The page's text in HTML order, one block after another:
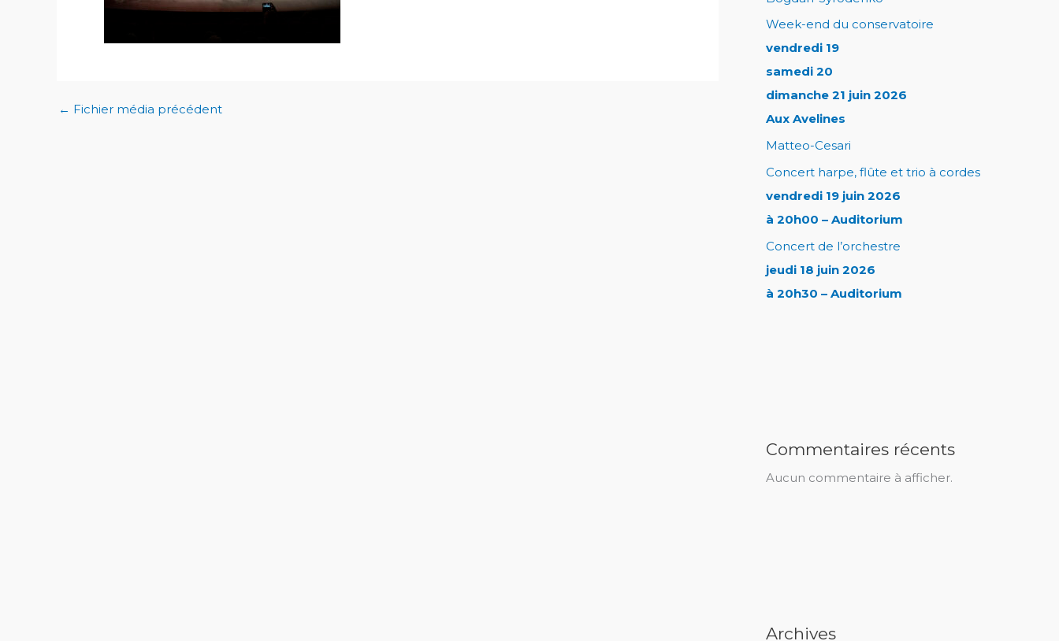
← Fichier média précédent
Week-end du conservatoire
vendredi 19
samedi 20
dimanche 21 juin 2026
Aux Avelines
Matteo-Cesari
Concert harpe, flûte et trio à cordes
vendredi 19 juin 2026
à 20h00 – Auditorium
Concert de l’orchestre
jeudi 18 juin 2026
à 20h30 – Auditorium
Commentaires récents
Aucun commentaire à afficher.
Archives